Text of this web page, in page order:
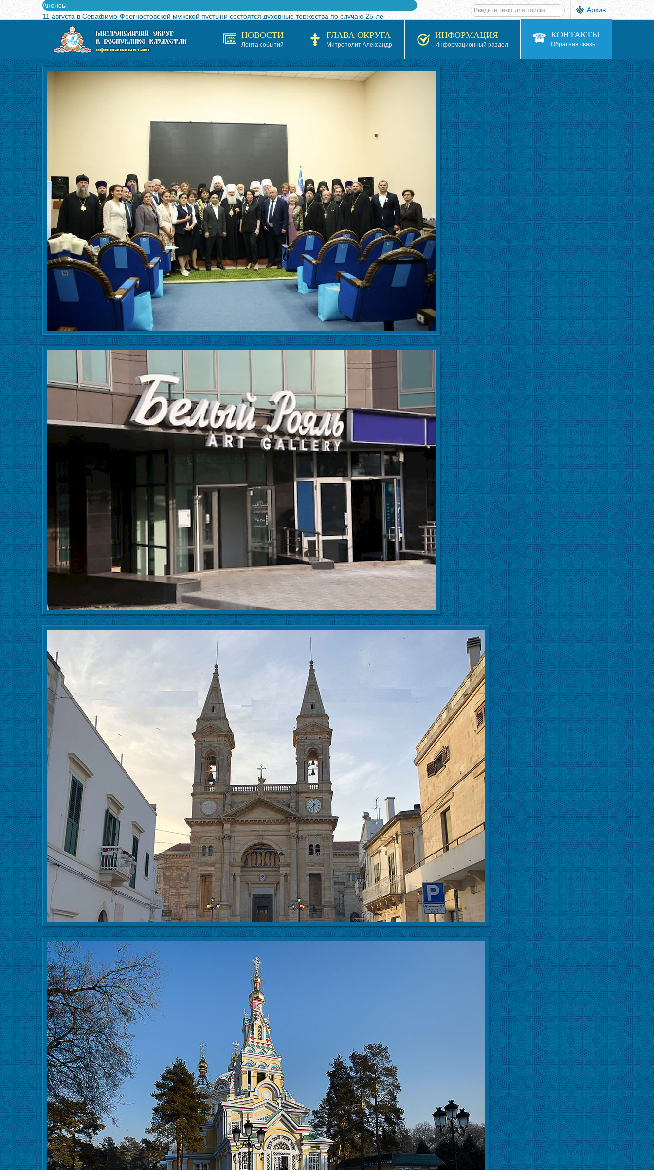
Анонсы
11 августа в Серафимо-Феогностовской мужской пустыни состоятся духовные торжества по случаю 25-ле
Выпущен в свет буклет о проведении Международного турнира по волейболу, посвященного 25-летию обр
Вышел в свет новый номер журнала «Свет Православия в Казахстане»
Вышла в свет монография «Управляющие Алма-Атинской епархией Русской Православной Церкви в 1927–19
Алма-Атинская духовная семинария объявляет прием документов на 2026-2027 учебный год
Архив
НОВОСТИ
Лента событий
ГЛАВА ОКРУГА
Митрополит Александр
ИНФОРМАЦИЯ
Информационный раздел
КОНТАКТЫ
Обратная связь